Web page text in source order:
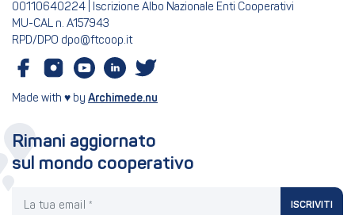
00110640224 | Iscrizione Albo Nazionale Enti Cooperativi
MU-CAL n. A157943
RPD/DPO dpo@ftcoop.it
Made with ♥ by Archimede.nu
Rimani aggiornato
sul mondo cooperativo
ISCRIVITI